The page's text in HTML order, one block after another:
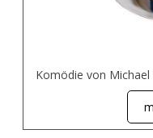
Komödie von Michael